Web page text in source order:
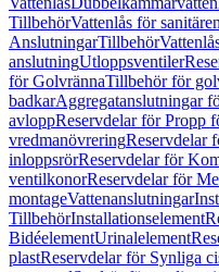
TillbehörVattenlås för
AnslutningarTillbehör
anslutningUtloppsventiler
för GolvrännaTillbehör för
badkarAggregatanslutningar
avloppReservdelar för Propp
vredmanövreringReservdelar
inloppsrörReservdelar för
ventilkonorReservdelar för
montageVattenanslutningar
TillbehörInstallationselement
BidéelementUrinalelement
plastReservdelar för Synliga